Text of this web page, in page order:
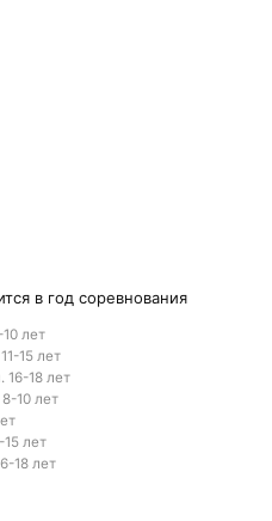
в год соревнования
лет
15 лет
16-18 лет
10 лет
лет
18 лет